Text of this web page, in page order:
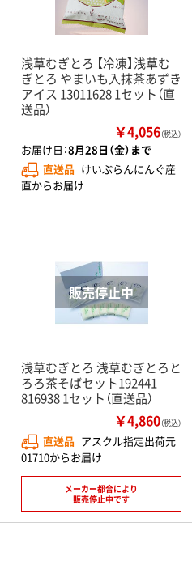
浅草むぎとろ 【冷凍】浅草む
ぎとろ やまいも入抹茶あずき
アイス 13011628 1セット（直
送品）
￥4,056（税込）
お届け日：8月28日（金）まで
直送品 けいぷらんにんぐ産
直からお届け
浅草むぎとろ 浅草むぎとろと
ろろ茶そばセット192441
816938 1セット（直送品）
￥4,860（税込）
直送品 アスクル指定出荷元
01710からお届け
メーカー都合により
販売停止中です